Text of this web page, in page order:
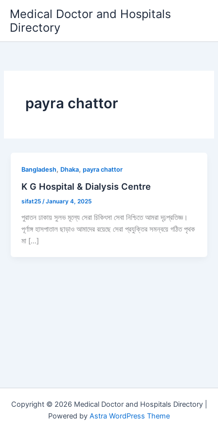
content
Medical Doctor and Hospitals
Directory
payra chattor
Bangladesh, Dhaka,payra chattor
K G Hospital & Dialysis Centre
sifat25 /January 4, 2025
পুরাতন ঢাকায় সুলভ মূল্যে সেরা চিকিৎসা সেবা নিশ্চিতে আমরা দৃঢ়প্রতিজ্ঞ।
পূর্ণাঙ্গ হাসপাতাল ছাড়াও আমাদের রয়েছে সেরা প্রযুক্তির সমন্বয়ে গঠিত পৃথক
মা […]
Copyright © 2026 Medical Doctor and Hospitals Directory |
Powered by Astra WordPress Theme